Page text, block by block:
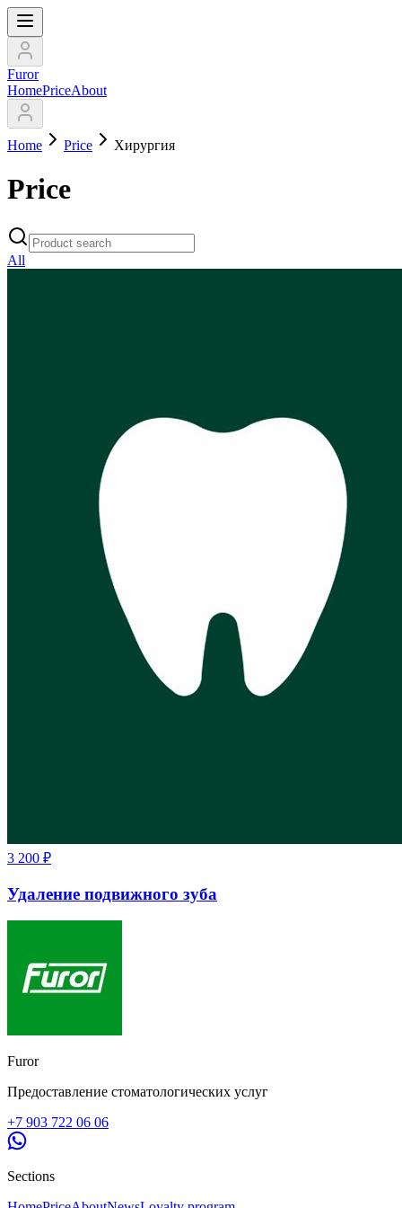
Furor
HomePriceAbout
Home Price Хирургия
Price
All
3 200 ₽
Удаление подвижного зуба
Furor
Предоставление стоматологических услуг
+7 903 722 06 06
Sections